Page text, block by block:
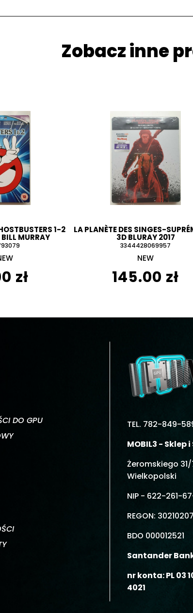
Zobacz inne
1-2
MURRAY
zł
LA PLANÈTE DES SINGES-
3D BLURAY 2017
3344428069957
NEW
145.00 zł
DO GPU
TEL. 782-849-
MOBIL3 -
Żeromskiego
Wielkopolski
NIP - 622-261-
REGON:
BDO 000012521
Santander
nr konta: PL 03
4021